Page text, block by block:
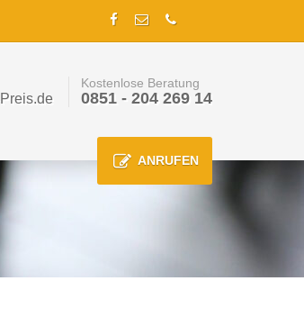
Kostenlose Beratung
0851 - 204 269 14
ANRUFEN